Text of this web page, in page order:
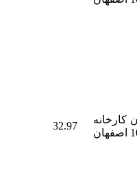
32.97
کارخانه
اصفهان